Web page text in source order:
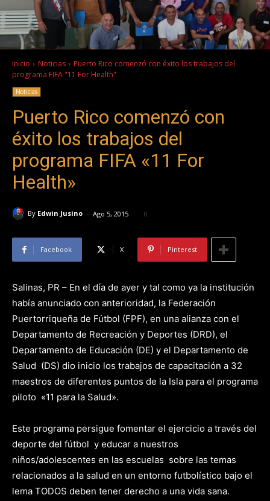
Inicio Noticias
Puerto Rico comenzó con éxito los trabajos del
programa FIFA "11 For Health"
Noticias
Puerto Rico comenzó con
éxito los trabajos del
programa FIFA «11 For
Health»
By Edwin Jusino - Ago 5, 2015 0
Facebook X Pinterest
Salinas, PR – En el día de ayer y tal como ya la institución
había anunciado con anterioridad, la Federación
Puertorriqueña de Fútbol (FPF), en una alianza con el
Departamento de Recreación y Deportes (DRD), el
Departamento de Educación (DE) y el Departamento de
Salud (DS) dio inicio los trabajos de capacitación a 32
maestros de diferentes puntos de la Isla para el programa
piloto «11 para la Salud».
Este programa persigue fomentar el ejercicio a través del
deporte del fútbol y educar a nuestros
niños/adolescentes en las escuelas sobre las temas
relacionados a la salud en un entorno futbolístico bajo el
lema TODOS deben tener derecho a una vida sana.